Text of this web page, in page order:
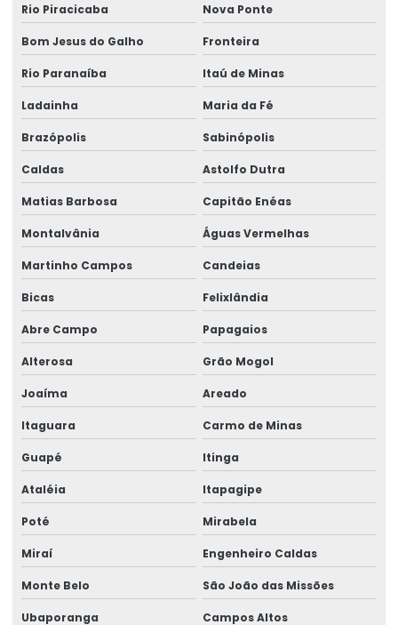
Treinamento De Operação Com Talhas Elétricas
Treinamento De Pontes Rolantes
Treinamento Em Segurança De Elevadores
Treinamento para operadores de ponte rolante
Treinamento de ponte rolante
Trilhos de rolamento para pontes rolantes
Trole Elétrico
Trole Elétrico Para Produção E Montagem
Trole Motorizado Para Talha
Venda de peças para pontes rolantes
Venda de talha cabo de aço
Venda de talha elétrica
Venda de talha elétrica de grau alimentício
Venda de talha elétrica para usina hidrelétrica
Rio Piracicaba Nova Ponte
Bom Jesus do Galho Fronteira
Rio Paranaíba Itaú de Minas
Ladainha Maria da Fé
Brazópolis Sabinópolis
Caldas Astolfo Dutra
Matias Barbosa Capitão Enéas
Montalvânia Águas Vermelhas
Martinho Campos Candeias
Bicas Felixlândia
Abre Campo Papagaios
Alterosa Grão Mogol
Joaíma Areado
Itaguara Carmo de Minas
Guapé Itinga
Ataléia Itapagipe
Poté Mirabela
Miraí Engenheiro Caldas
Monte Belo São João das Missões
Ubaporanga Campos Altos